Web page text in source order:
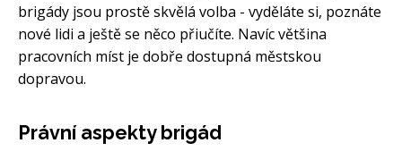
brigády jsou prostě skvělá volba - vyděláte si, poznáte
nové lidi a ještě se něco přiučíte. Navíc většina
pracovních míst je dobře dostupná městskou
dopravou.
Právní aspekty brigád